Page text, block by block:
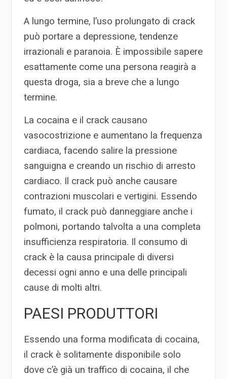
A lungo termine, l’uso prolungato di crack
può portare a depressione, tendenze
irrazionali e paranoia. È impossibile sapere
esattamente come una persona reagirà a
questa droga, sia a breve che a lungo
termine.
La cocaina e il crack causano
vasocostrizione e aumentano la frequenza
cardiaca, facendo salire la pressione
sanguigna e creando un rischio di arresto
cardiaco. Il crack può anche causare
contrazioni muscolari e vertigini. Essendo
fumato, il crack può danneggiare anche i
polmoni, portando talvolta a una completa
insufficienza respiratoria. Il consumo di
crack è la causa principale di diversi
decessi ogni anno e una delle principali
cause di molti altri.
PAESI PRODUTTORI
Essendo una forma modificata di cocaina,
il crack è solitamente disponibile solo
dove c’è già un traffico di cocaina, il che